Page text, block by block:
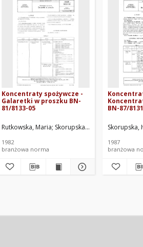
Centralne Laboratorium Przemysłu Koncentratów
Koncentraty spożywcze -
Galaretki w proszku BN-
81/8133-05
Rutkowska, Maria Skorupska, Iwona
1982
branżowa norma
BN-87/
Skorupska,
1987
branżowa